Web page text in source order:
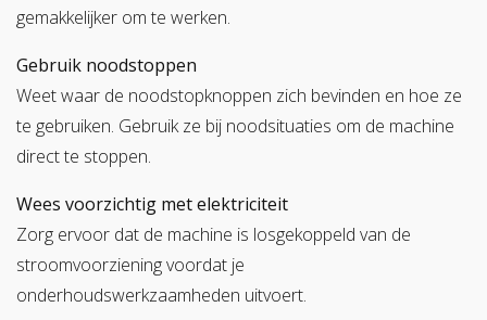
gemakkelijker om te werken.
Gebruik noodstoppen
Weet waar de noodstopknoppen zich bevinden en hoe ze
te gebruiken. Gebruik ze bij noodsituaties om de machine
direct te stoppen.
Wees voorzichtig met elektriciteit
Zorg ervoor dat de machine is losgekoppeld van de
stroomvoorziening voordat je
onderhoudswerkzaamheden uitvoert.